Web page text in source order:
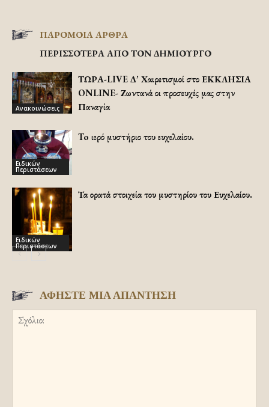
ΠΑΡΟΜΟΙΑ ΑΡΘΡΑ
ΠΕΡΙΣΣΟΤΕΡΑ ΑΠΟ ΤΟΝ ΔΗΜΙΟΥΡΓΟ
Ανακοινώσεις
ΤΩΡΑ-LIVE Δ’ Χαιρετισμοί στο ΕΚΚΛΗΣΙΑ
ONLINE- Ζωντανά οι προσευχές μας στην
Παναγία
Ειδικών
Περιστάσεων
To ιερό μυστήριο του ευχελαίου.
Ειδικών
Περιστάσεων
Τα ορατά στοιχεία του μυστηρίου του Ευχελαίου.
ΑΦΗΣΤΕ ΜΙΑ ΑΠΑΝΤΗΣΗ